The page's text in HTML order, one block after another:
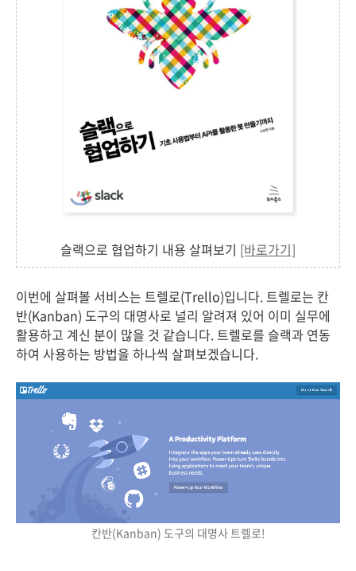
슬랙으로 협업하기 내용 살펴보기 [바로가기]
이번에 살펴볼 서비스는 트렐로(Trello)입니다. 트렐로는 칸
반(Kanban) 도구의 대명사로 널리 알려져 있어 이미 실무에
활용하고 계신 분이 많을 것 같습니다. 트렐로를 슬랙과 연동
하여 사용하는 방법을 하나씩 살펴보겠습니다.
칸반(Kanban) 도구의 대명사 트렐로!